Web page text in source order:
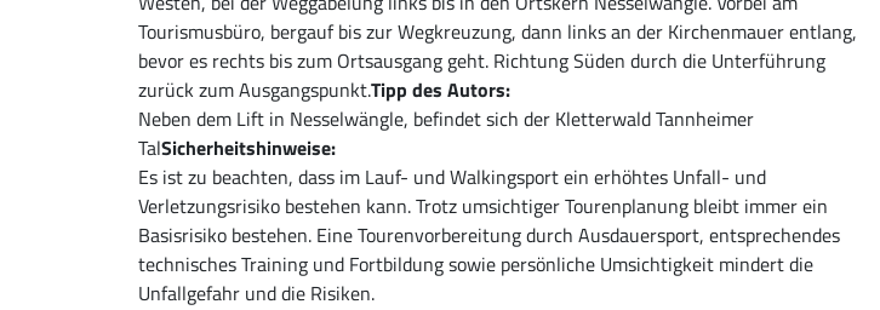
Tourismusbüro, bergauf bis zur Wegkreuzung, dann links an der Kirchenmauer entlang,
bevor es rechts bis zum Ortsausgang geht. Richtung Süden durch die Unterführung
zurück zum Ausgangspunkt.Tipp des Autors:
Neben dem Lift in Nesselwängle, befindet sich der Kletterwald Tannheimer
TalSicherheitshinweise:
Es ist zu beachten, dass im Lauf- und Walkingsport ein erhöhtes Unfall- und
Verletzungsrisiko bestehen kann. Trotz umsichtiger Tourenplanung bleibt immer ein
Basisrisiko bestehen. Eine Tourenvorbereitung durch Ausdauersport, entsprechendes
technisches Training und Fortbildung sowie persönliche Umsichtigkeit mindert die
Unfallgefahr und die Risiken.